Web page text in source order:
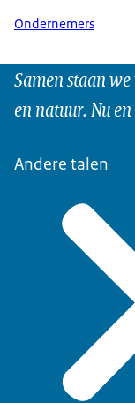
Ondernemers
Samen staan
en natuur. Nu
Andere talen